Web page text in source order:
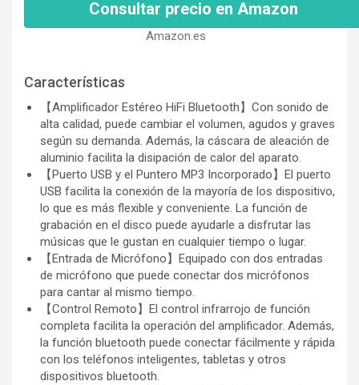
Consultar precio en Amazon
Amazon.es
Características
【Amplificador Estéreo HiFi Bluetooth】Con sonido de
alta calidad, puede cambiar el volumen, agudos y graves
según su demanda. Además, la cáscara de aleación de
aluminio facilita la disipación de calor del aparato.
【Puerto USB y el Puntero MP3 Incorporado】El puerto
USB facilita la conexión de la mayoría de los dispositivo,
lo que es más flexible y conveniente. La función de
grabación en el disco puede ayudarle a disfrutar las
músicas que le gustan en cualquier tiempo o lugar.
【Entrada de Micrófono】Equipado con dos entradas
de micrófono que puede conectar dos micrófonos
para cantar al mismo tiempo.
【Control Remoto】El control infrarrojo de función
completa facilita la operación del amplificador. Además,
la función bluetooth puede conectar fácilmente y rápida
con los teléfonos inteligentes, tabletas y otros
dispositivos bluetooth.